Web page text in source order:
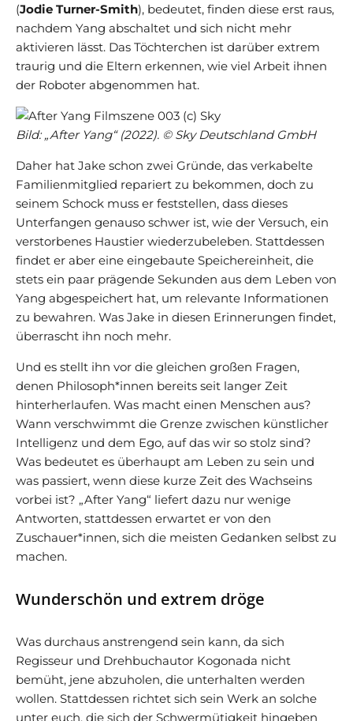
(Jodie Turner-Smith), bedeutet, finden diese erst raus,
nachdem Yang abschaltet und sich nicht mehr
aktivieren lässt. Das Töchterchen ist darüber extrem
traurig und die Eltern erkennen, wie viel Arbeit ihnen
der Roboter abgenommen hat.
Bild: „After Yang“ (2022). © Sky Deutschland GmbH
Daher hat Jake schon zwei Gründe, das verkabelte
Familienmitglied repariert zu bekommen, doch zu
seinem Schock muss er feststellen, dass dieses
Unterfangen genauso schwer ist, wie der Versuch, ein
verstorbenes Haustier wiederzubeleben. Stattdessen
findet er aber eine eingebaute Speichereinheit, die
stets ein paar prägende Sekunden aus dem Leben von
Yang abgespeichert hat, um relevante Informationen
zu bewahren. Was Jake in diesen Erinnerungen findet,
überrascht ihn noch mehr.
Und es stellt ihn vor die gleichen großen Fragen,
denen Philosoph*innen bereits seit langer Zeit
hinterherlaufen. Was macht einen Menschen aus?
Wann verschwimmt die Grenze zwischen künstlicher
Intelligenz und dem Ego, auf das wir so stolz sind?
Was bedeutet es überhaupt am Leben zu sein und
was passiert, wenn diese kurze Zeit des Wachseins
vorbei ist? „After Yang“ liefert dazu nur wenige
Antworten, stattdessen erwartet er von den
Zuschauer*innen, sich die meisten Gedanken selbst zu
machen.
Wunderschön und extrem dröge
Was durchaus anstrengend sein kann, da sich
Regisseur und Drehbuchautor Kogonada nicht
bemüht, jene abzuholen, die unterhalten werden
wollen. Stattdessen richtet sich sein Werk an solche
unter euch, die sich der Schwermütigkeit hingeben